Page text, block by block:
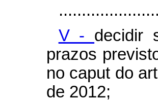
V - decidir
prazos
no caput do
de 2012;